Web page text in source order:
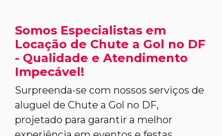
Somos Especialistas em
Locação de Chute a Gol no DF
- Qualidade e Atendimento
Impecável!
Surpreenda-se com nossos serviços de
aluguel de Chute a Gol no DF,
projetado para garantir a melhor